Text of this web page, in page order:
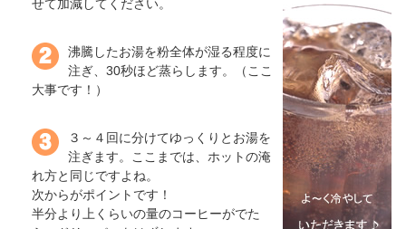
せて加減してください。
沸騰したお湯を粉全体が湿る程度に
注ぎ、30秒ほど蒸らします。（ここ
大事です！）
３～４回に分けてゆっくりとお湯を
注ぎます。ここまでは、ホットの淹
れ方と同じですよね。
次からがポイントです！
半分より上くらいの量のコーヒーがでた